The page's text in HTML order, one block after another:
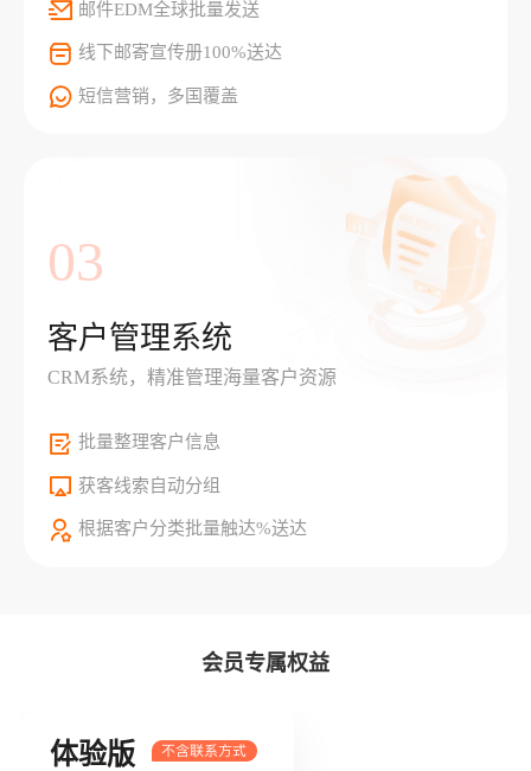
邮件EDM全球批量发送
线下邮寄宣传册100%送达
短信营销，多国覆盖
03
客户管理系统
CRM系统，精准管理海量客户资源
批量整理客户信息
获客线索自动分组
根据客户分类批量触达%送达
会员专属权益
体验版